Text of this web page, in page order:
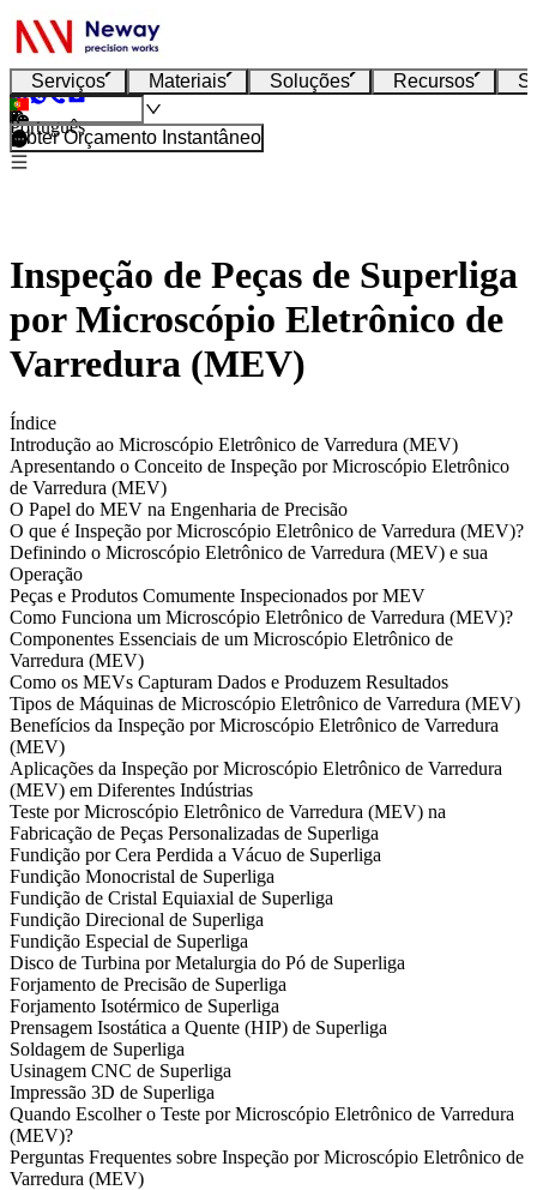
Serviços Materiais Soluções Recursos
Português
Obter Orçamento Instantâneo
Inspeção de Peças de Superliga
por Microscópio Eletrônico de
Varredura (MEV)
Índice
Introdução ao Microscópio Eletrônico de Varredura (MEV)
Apresentando o Conceito de Inspeção por Microscópio Eletrônico
de Varredura (MEV)
O Papel do MEV na Engenharia de Precisão
O que é Inspeção por Microscópio Eletrônico de Varredura (MEV)?
Definindo o Microscópio Eletrônico de Varredura (MEV) e sua
Operação
Peças e Produtos Comumente Inspecionados por MEV
Como Funciona um Microscópio Eletrônico de Varredura (MEV)?
Componentes Essenciais de um Microscópio Eletrônico de
Varredura (MEV)
Como os MEVs Capturam Dados e Produzem Resultados
Tipos de Máquinas de Microscópio Eletrônico de Varredura (MEV)
Benefícios da Inspeção por Microscópio Eletrônico de Varredura
(MEV)
Aplicações da Inspeção por Microscópio Eletrônico de Varredura
(MEV) em Diferentes Indústrias
Teste por Microscópio Eletrônico de Varredura (MEV) na
Fabricação de Peças Personalizadas de Superliga
Fundição por Cera Perdida a Vácuo de Superliga
Fundição Monocristal de Superliga
Fundição de Cristal Equiaxial de Superliga
Fundição Direcional de Superliga
Fundição Especial de Superliga
Disco de Turbina por Metalurgia do Pó de Superliga
Forjamento de Precisão de Superliga
Forjamento Isotérmico de Superliga
Prensagem Isostática a Quente (HIP) de Superliga
Soldagem de Superliga
Usinagem CNC de Superliga
Impressão 3D de Superliga
Quando Escolher o Teste por Microscópio Eletrônico de Varredura
(MEV)?
Perguntas Frequentes sobre Inspeção por Microscópio Eletrônico de
Varredura (MEV)